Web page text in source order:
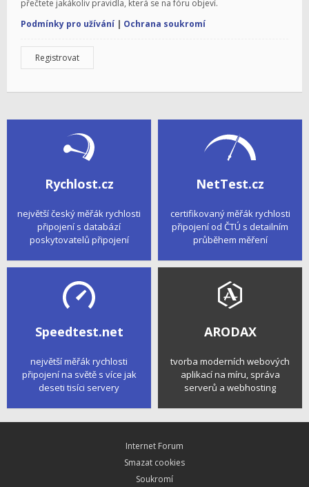
přečtete jakákoliv pravidla, která se na fóru objeví.
Podmínky pro užívání | Ochrana soukromí
Registrovat
Rychlost.cz
největší český měřák rychlosti
připojení s databází
poskytovatelů připojení
NetTest.cz
certifikovaný měřák rychlosti
připojení od ČTÚ s detailním
průběhem měření
Speedtest.net
největší měřák rychlosti
připojení na světě s více jak
deseti tisíci servery
ARODAX
tvorba moderních webových
aplikací na míru, správa
serverů a webhosting
Internet Forum
Smazat cookies
Soukromí